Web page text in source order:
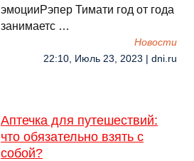
эмоцииРэпер Тимати год от года
занимаетс …
Новости
22:10, Июль 23, 2023 | dni.ru
Аптечка для путешествий:
что обязательно взять с
собой?